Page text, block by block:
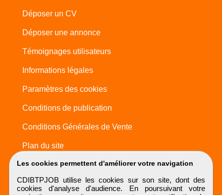
Les cookies permettent d'améliorer votre navigation
CDIBTPJOB utilise les cookies sur son site, dont des
cookies d'analyse d'audience. En poursuivant votre
Déposer un CV
Déposer une annonce
Témoignages utilisateurs
Informations légales
Paramètres des cookies
Conditions de publication
Conditions Générales de Vente
Plan du site